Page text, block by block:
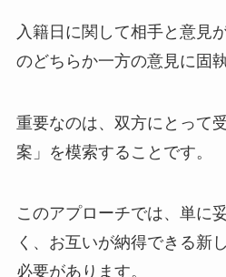
入籍日に関して相手と意見
のどちらか一方の意見に固
重要なのは、双方にとって
案」を模索することです。
このアプローチでは、単に
く、お互いが納得できる新
必要があります。